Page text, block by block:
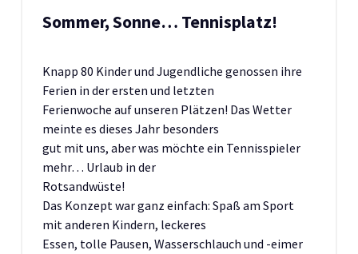
Sommer, Sonne… Tennisplatz!
Knapp 80 Kinder und Jugendliche genossen ihre
Ferien in der ersten und letzten
Ferienwoche auf unseren Plätzen! Das Wetter
meinte es dieses Jahr besonders
gut mit uns, aber was möchte ein Tennisspieler
mehr… Urlaub in der
Rotsandwüste!
Das Konzept war ganz einfach: Spaß am Sport
mit anderen Kindern, leckeres
Essen, tolle Pausen, Wasserschlauch und -eimer